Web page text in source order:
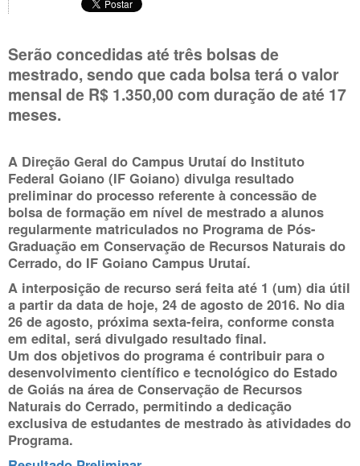
Serão concedidas até três bolsas de
mestrado, sendo que cada bolsa terá o valor
mensal de R$ 1.350,00 com duração de até 17
meses.
A Direção Geral do Campus Urutaí do Instituto
Federal Goiano (IF Goiano) divulga resultado
preliminar do processo referente à concessão de
bolsa de formação em nível de mestrado a alunos
regularmente matriculados no Programa de Pós-
Graduação em Conservação de Recursos Naturais do
Cerrado, do IF Goiano Campus Urutaí.
A interposição de recurso será feita até 1 (um) dia útil
a partir da data de hoje, 24 de agosto de 2016. No dia
26 de agosto, próxima sexta-feira, conforme consta
em edital, será divulgado resultado final.
Um dos objetivos do programa é contribuir para o
desenvolvimento científico e tecnológico do Estado
de Goiás na área de Conservação de Recursos
Naturais do Cerrado, permitindo a dedicação
exclusiva de estudantes de mestrado às atividades do
Programa.